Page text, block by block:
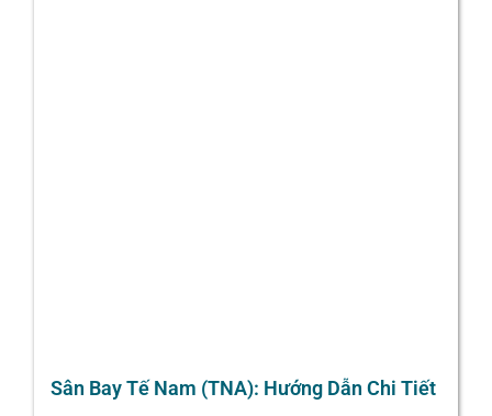
Sân Bay Tế Nam (TNA): Hướng Dẫn Chi Tiết